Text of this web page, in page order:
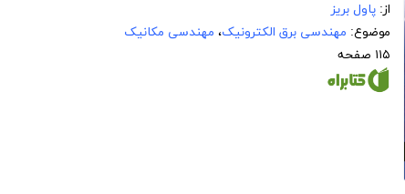
از: پاول بریز
موضوع: مهندسی برق الکترونیک، مهندسی مکانیک
۱۱۵ صفحه